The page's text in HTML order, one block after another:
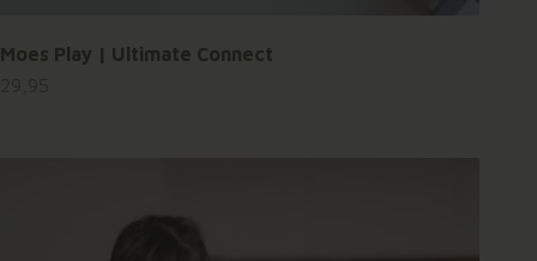
Moes Play | Ultimate Connect